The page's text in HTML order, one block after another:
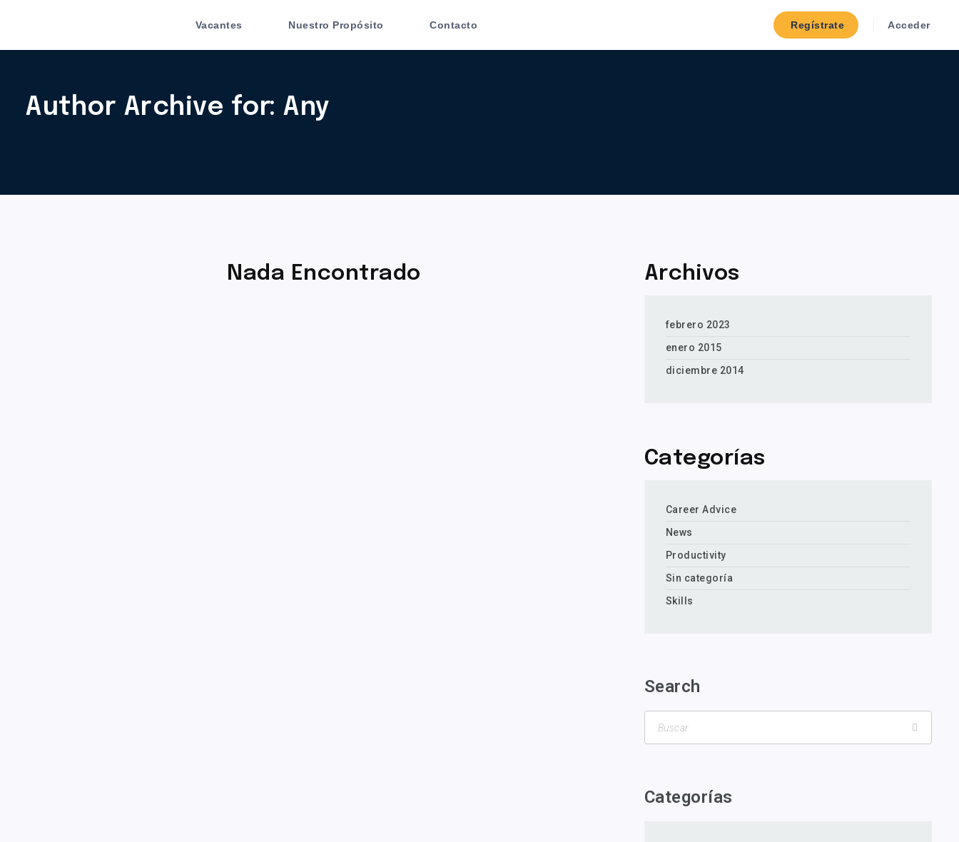
Vacantes Nuestro Propósito Contacto Regístrate Acceder
Author Archive for: Any
Nada Encontrado Archivos
febrero 2023
enero 2015
diciembre 2014
Categorías
Career Advice
News
Productivity
Sin categoría
Skills
Search
Categorías